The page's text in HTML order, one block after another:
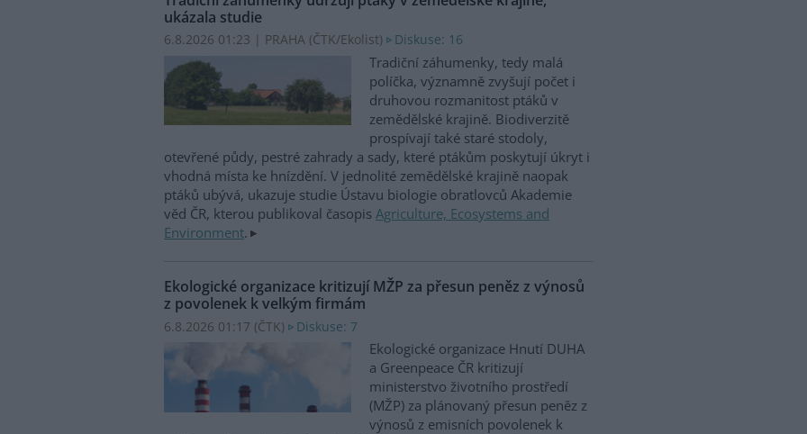
ukázala studie
6.8.2026 01:23 | PRAHA (ČTK/Ekolist) Diskuse: 16
Tradiční záhumenky, tedy malá
políčka, významně zvyšují počet i
druhovou rozmanitost ptáků v
zemědělské krajině. Biodiverzitě
prospívají také staré stodoly,
otevřené půdy, pestré zahrady a sady, které ptákům poskytují úkryt i
vhodná místa ke hnízdění. V jednolité zemědělské krajině naopak
ptáků ubývá, ukazuje studie Ústavu biologie obratlovců Akademie
věd ČR, kterou publikoval časopis Agriculture, Ecosystems and
Environment.
Ekologické organizace kritizují MŽP za přesun peněz z výnosů
z povolenek k velkým firmám
6.8.2026 01:17 (ČTK) Diskuse: 7
Ekologické organizace Hnutí DUHA
a Greenpeace ČR kritizují
ministerstvo životního prostředí
(MŽP) za plánovaný přesun peněz z
výnosů z emisních povolenek k